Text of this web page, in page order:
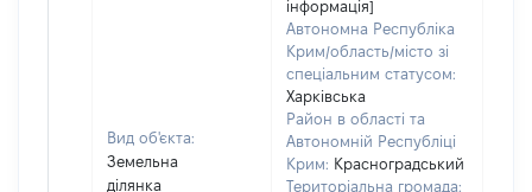
Вид об'єкта:
Земельна
ділянка
інформація]
Автономна Республіка
Крим/область/місто зі
спеціальним статусом:
Харківська
Район в області та
Автономній Республіці
Крим: Красноградський
Територіальна громада: